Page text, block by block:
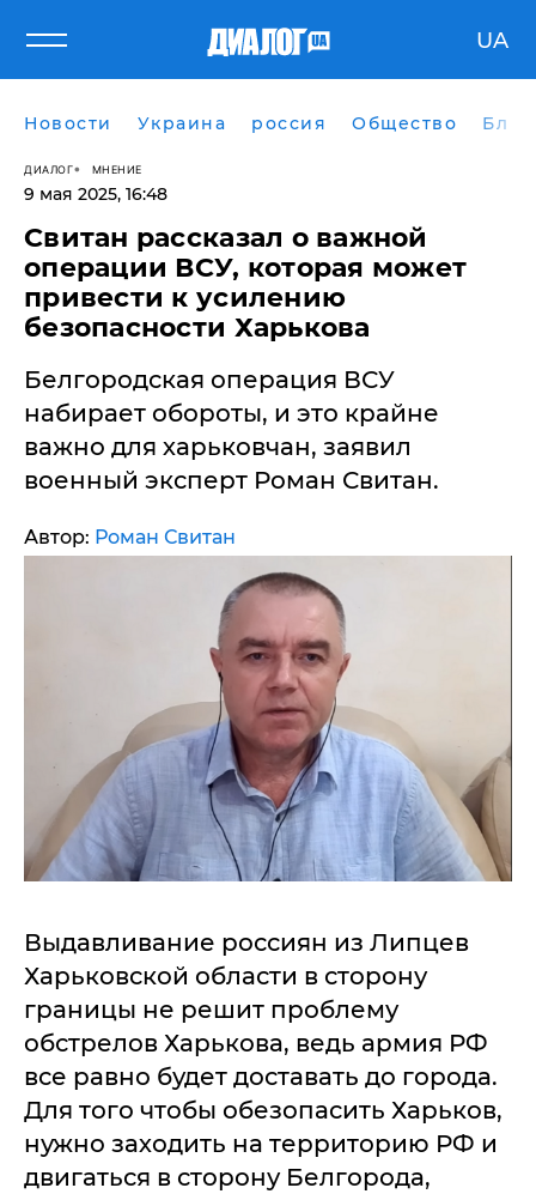
UA
Новости Украина россия Общество
ДИАЛОГ МНЕНИЕ
9 мая 2025, 16:48
Свитан рассказал о важной
операции ВСУ, которая может
привести к усилению
безопасности Харькова
Белгородская операция ВСУ
набирает обороты, и это крайне
важно для харьковчан, заявил
военный эксперт Роман Свитан.
Автор: Роман Свитан
Выдавливание россиян из Липцев
Харьковской области в сторону
границы не решит проблему
обстрелов Харькова, ведь армия РФ
все равно будет доставать до города.
Для того чтобы обезопасить Харьков,
нужно заходить на территорию РФ и
двигаться в сторону Белгорода,